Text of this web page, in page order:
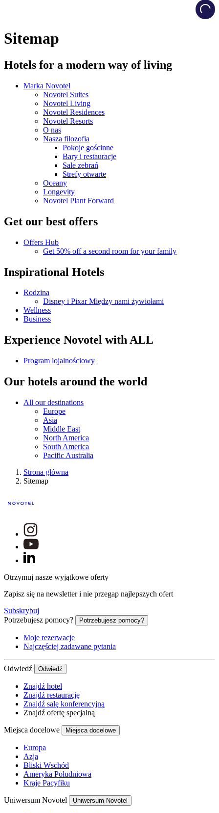
Sitemap
Hotels for a modern way of living
Marka Novotel
Novotel Suites
Novotel Living
Novotel Residences
Novotel Resorts
O nas
Nasza filozofia
Pokoje gościnne
Bary i restauracje
Sale zebrań
Strefy otwarte
Oceany
Longevity
Novotel Plant Forward
Get our best offers
Offers Hub
Get 50% off a second room for your family
Inspirational Hotels
Rodzina
Disney i Pixar Między nami żywiołami
Wellness
Business
Experience Novotel with ALL
Program lojalnościowy
Our hotels around the world
All our destinations
Europe
Asia
Middle East
North America
South America
Pacific Australia
Strona główna
Sitemap
Otrzymuj nasze wyjątkowe oferty
Zapisz się na newsletter i nie przegap najlepszych ofert
Subskrybuj
Potrzebujesz pomocy?
Potrzebujesz pomocy?
Moje rezerwacje
Najczęściej zadawane pytania
Odwiedź Odwiedź
Znajdź hotel
Znajdź restaurację
Znajdź salę konferencyjną
Znajdź ofertę specjalną
Miejsca docelowe Miejsca docelowe
Europa
Azja
Bliski Wschód
Ameryka Południowa
Kraje Pacyfiku
Uniwersum Novotel Uniwersum Novotel